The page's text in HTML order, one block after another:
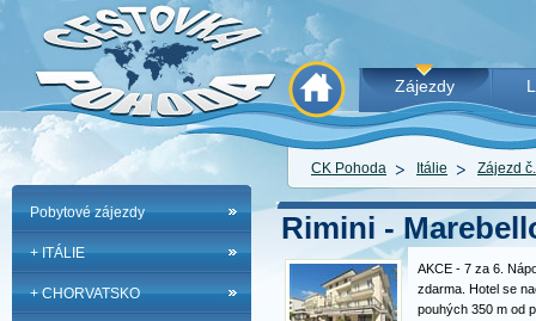
Zájezdy
CK Pohoda Itálie Zájezd
Pobytové zájezdy
+ ITÁLIE
+ CHORVATSKO
Rimini -
AKCE - 7 za 6.
zdarma. Hotel se
pouhých 350 m od